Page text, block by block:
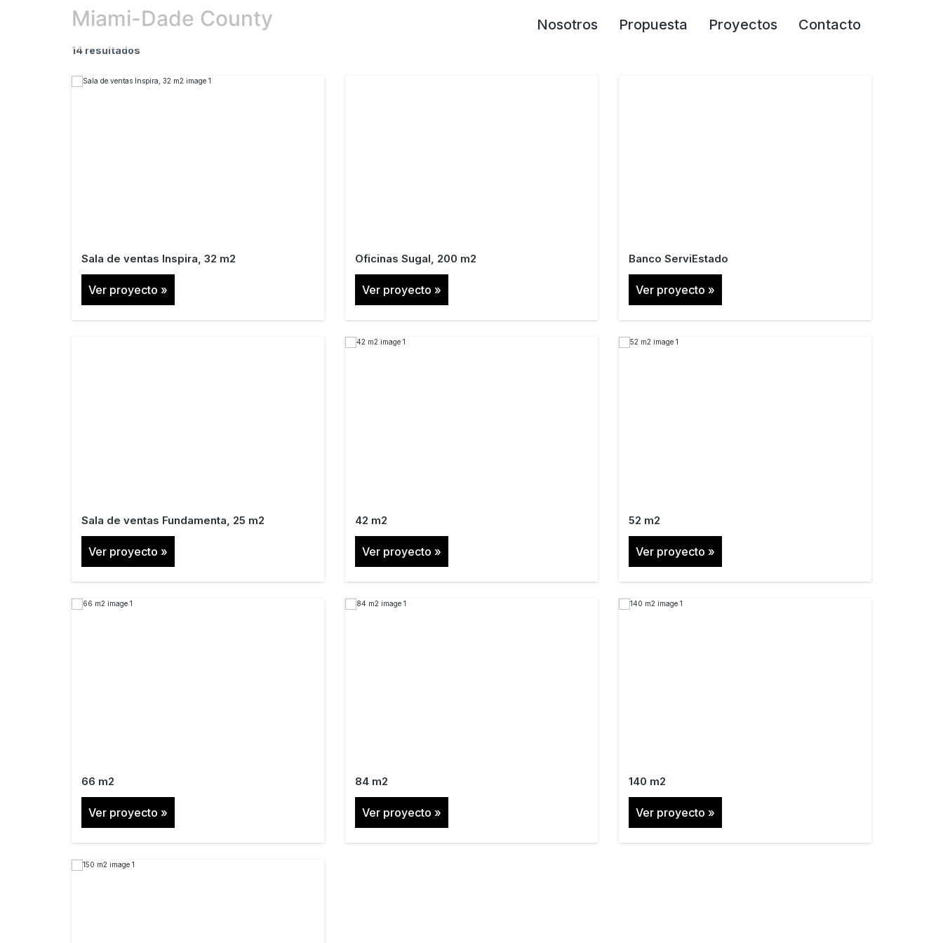
Nosotros Propuesta Proyectos Contacto
Miami-Dade County
14 resultados
Sala de ventas Inspira, 32 m2
Ver proyecto »
Oficinas Sugal, 200 m2
Ver proyecto »
Banco ServiEstado
Ver proyecto »
Sala de ventas Fundamenta, 25 m2
Ver proyecto »
42 m2
Ver proyecto »
52 m2
Ver proyecto »
66 m2
Ver proyecto »
84 m2
Ver proyecto »
140 m2
Ver proyecto »